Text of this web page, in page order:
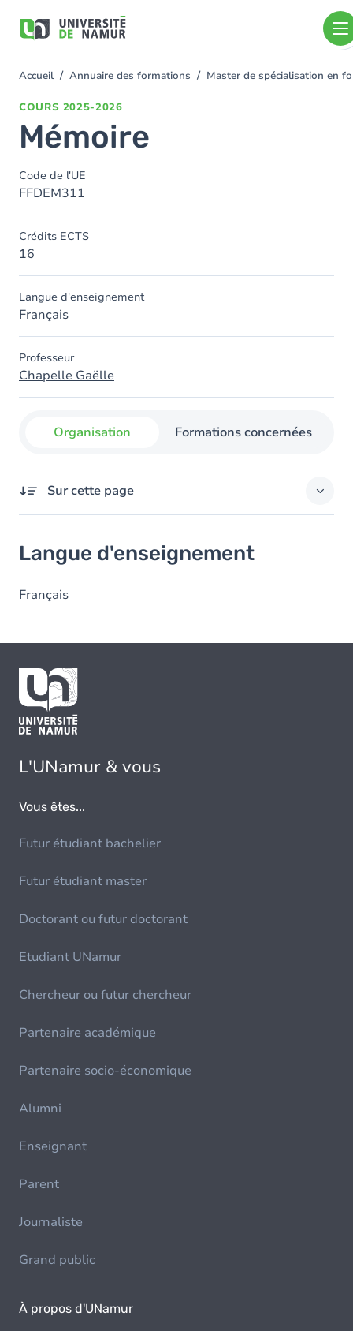
contenu
You
Accueil Annuaire des formations Master de spécialisation en
COURS 2025-2026
Mémoire
Code de l'UE
FFDEM311
Crédits ECTS
16
Langue d'enseignement
Français
Professeur
Chapelle Gaëlle
Organisation Formations concernées
Sur cette page
Langue d'enseignement
Français
L'UNamur & vous
Vous êtes...
Futur étudiant bachelier
Futur étudiant master
Doctorant ou futur doctorant
Etudiant UNamur
Chercheur ou futur chercheur
Partenaire académique
Partenaire socio-économique
Alumni
Enseignant
Parent
Journaliste
Grand public
À propos d'UNamur